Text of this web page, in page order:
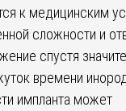
к медицинским
сложности и
спустя
времени
импланта может